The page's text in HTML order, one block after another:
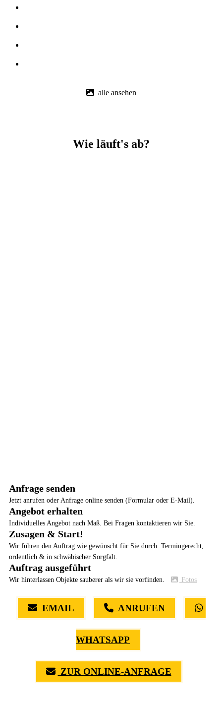
alle ansehen
Wie läuft's ab?
Anfrage senden
Jetzt anrufen oder Anfrage online senden (Formular oder E-Mail).
Angebot erhalten
Individuelles Angebot nach Maß. Bei Fragen kontaktieren wir Sie.
Zusagen & Start!
Wir führen den Auftrag wie gewünscht für Sie durch: Termingerecht,
ordentlich & in schwäbischer Sorgfalt.
Auftrag ausgeführt
Wir hinterlassen Objekte sauberer als wir sie vorfinden. Fotos
EMAIL ANRUFEN
WHATSAPP
ZUR ONLINE-ANFRAGE